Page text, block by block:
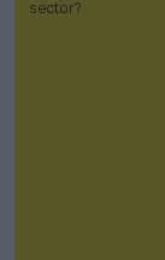
sector?